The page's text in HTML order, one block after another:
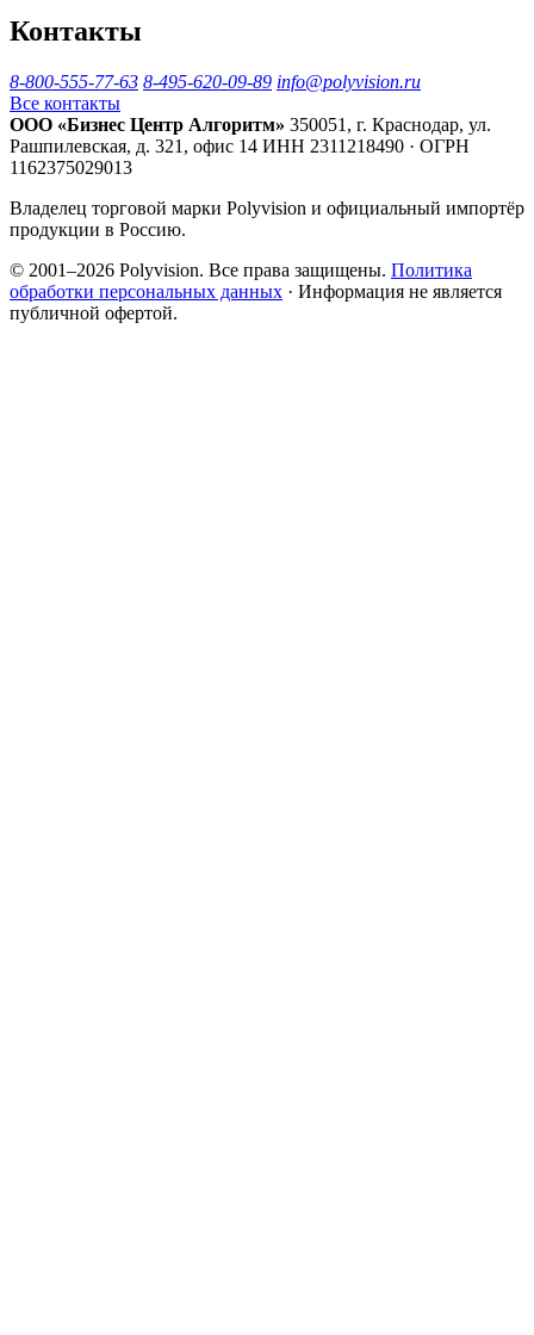
Контакты
8-800-555-77-63 8-495-620-09-89 info@polyvision.ru
Все контакты
ООО «Бизнес Центр Алгоритм» 350051, г. Краснодар, ул.
Рашпилевская, д. 321, офис 14 ИНН 2311218490 · ОГРН
1162375029013
Владелец торговой марки Polyvision и официальный импортёр
продукции в Россию.
© 2001–2026 Polyvision. Все права защищены. Политика
обработки персональных данных · Информация не является
публичной офертой.